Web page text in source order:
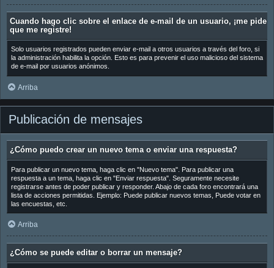
Cuando hago clic sobre el enlace de e-mail de un usuario, ¡me pide
que me registre!
Solo usuarios registrados pueden enviar e-mail a otros usuarios a través del foro, si
la administración habilita la opción. Esto es para prevenir el uso malicioso del sistema
de e-mail por usuarios anónimos.
Arriba
Publicación de mensajes
¿Cómo puedo crear un nuevo tema o enviar una respuesta?
Para publicar un nuevo tema, haga clic en "Nuevo tema". Para publicar una
respuesta a un tema, haga clic en "Enviar respuesta". Seguramente necesite
registrarse antes de poder publicar y responder. Abajo de cada foro encontrará una
lista de acciones permitidas. Ejemplo: Puede publicar nuevos temas, Puede votar en
las encuestas, etc.
Arriba
¿Cómo se puede editar o borrar un mensaje?